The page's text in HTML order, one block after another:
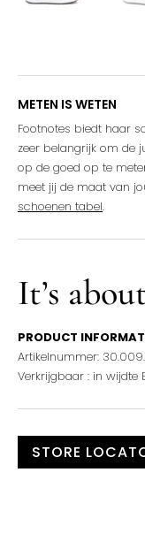
METEN IS WETEN
Footnotes biedt haar
zeer belangrijk om de
op de goed op te
meet jij de maat van
schoenen tabel.
It’s
PRODUCT
Artikelnummer:
Verkrijgbaar : in wijdte
STORE